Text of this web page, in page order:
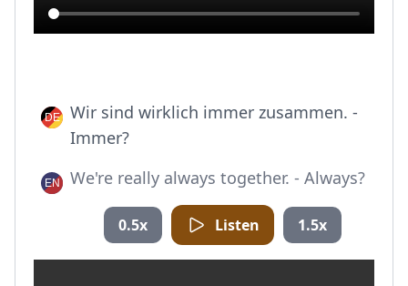
Wir sind wirklich immer zusammen. -
Immer?
We're really always together. - Always?
0.5x Listen 1.5x